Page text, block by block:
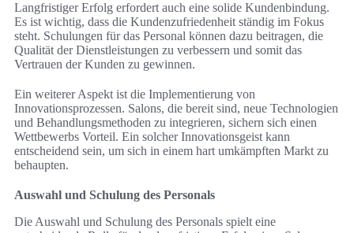
Langfristiger Erfolg erfordert auch eine solide Kundenbindung.
Es ist wichtig, dass die Kundenzufriedenheit ständig im Fokus
steht. Schulungen für das Personal können dazu beitragen, die
Qualität der Dienstleistungen zu verbessern und somit das
Vertrauen der Kunden zu gewinnen.
Ein weiterer Aspekt ist die Implementierung von
Innovationsprozessen. Salons, die bereit sind, neue Technologien
und Behandlungsmethoden zu integrieren, sichern sich einen
Wettbewerbs Vorteil. Ein solcher Innovationsgeist kann
entscheidend sein, um sich in einem hart umkämpften Markt zu
behaupten.
Auswahl und Schulung des Personals
Die Auswahl und Schulung des Personals spielt eine